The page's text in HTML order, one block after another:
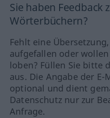
Sie haben Feedback
Wörterbüchern?
Fehlt eine
aufgefallen oder
loben? Füllen Sie bitte
aus. Die Angabe der E-
optional und dient
Datenschutz nur zur
Anfrage.